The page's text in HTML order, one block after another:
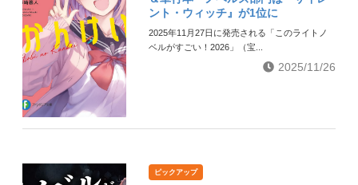
ント・ウィッチ』が1位に
2025年11月27日に発売される「このライトノ
ベルがすごい！2026」（宝...
2025/11/26
ピックアップ